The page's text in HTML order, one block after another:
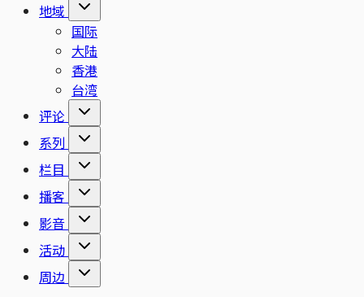
地域
国际
大陆
香港
台湾
评论
系列
栏目
播客
影音
活动
周边